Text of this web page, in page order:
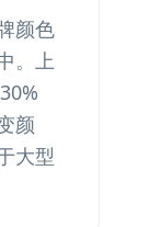
颜色
。上
颜
大型